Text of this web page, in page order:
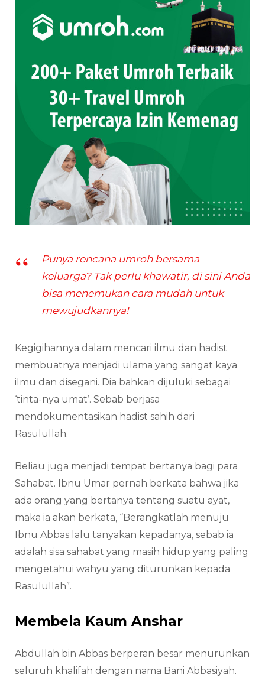
Punya rencana umroh bersama
keluarga? Tak perlu khawatir, di sini Anda
bisa menemukan cara mudah untuk
mewujudkannya!
Kegigihannya dalam mencari ilmu dan hadist
membuatnya menjadi ulama yang sangat kaya
ilmu dan disegani. Dia bahkan dijuluki sebagai
‘tinta-nya umat’. Sebab berjasa
mendokumentasikan hadist sahih dari
Rasulullah.
Beliau juga menjadi tempat bertanya bagi para
Sahabat. Ibnu Umar pernah berkata bahwa jika
ada orang yang bertanya tentang suatu ayat,
maka ia akan berkata, “Berangkatlah menuju
Ibnu Abbas lalu tanyakan kepadanya, sebab ia
adalah sisa sahabat yang masih hidup yang paling
mengetahui wahyu yang diturunkan kepada
Rasulullah”.
Membela Kaum Anshar
Abdullah bin Abbas berperan besar menurunkan
seluruh khalifah dengan nama Bani Abbasiyah.